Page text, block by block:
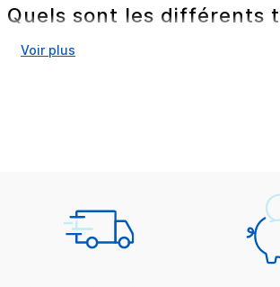
Voir plus
Quels sont les différents
produits d'entretien pour
ENTRETIEN COMPLET DE TES
EN TOUTE SIMPLICITÉ
solutions « All-in-One »
sont